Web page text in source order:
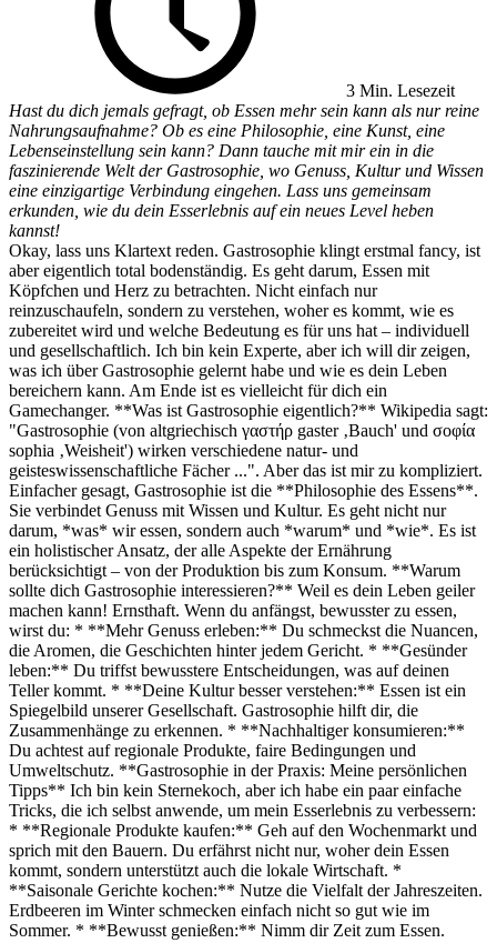
3 Min. Lesezeit
Hast du dich jemals gefragt, ob Essen mehr sein kann als nur reine
Nahrungsaufnahme? Ob es eine Philosophie, eine Kunst, eine
Lebenseinstellung sein kann? Dann tauche mit mir ein in die
faszinierende Welt der Gastrosophie, wo Genuss, Kultur und Wissen
eine einzigartige Verbindung eingehen. Lass uns gemeinsam
erkunden, wie du dein Esserlebnis auf ein neues Level heben
kannst!
Okay, lass uns Klartext reden. Gastrosophie klingt erstmal fancy, ist
aber eigentlich total bodenständig. Es geht darum, Essen mit
Köpfchen und Herz zu betrachten. Nicht einfach nur
reinzuschaufeln, sondern zu verstehen, woher es kommt, wie es
zubereitet wird und welche Bedeutung es für uns hat – individuell
und gesellschaftlich. Ich bin kein Experte, aber ich will dir zeigen,
was ich über Gastrosophie gelernt habe und wie es dein Leben
bereichern kann. Am Ende ist es vielleicht für dich ein
Gamechanger. **Was ist Gastrosophie eigentlich?** Wikipedia sagt:
"Gastrosophie (von altgriechisch γαστήρ gaster ‚Bauch' und σοφία
sophia ‚Weisheit') wirken verschiedene natur- und
geisteswissenschaftliche Fächer ...". Aber das ist mir zu kompliziert.
Einfacher gesagt, Gastrosophie ist die **Philosophie des Essens**.
Sie verbindet Genuss mit Wissen und Kultur. Es geht nicht nur
darum, *was* wir essen, sondern auch *warum* und *wie*. Es ist
ein holistischer Ansatz, der alle Aspekte der Ernährung
berücksichtigt – von der Produktion bis zum Konsum. **Warum
sollte dich Gastrosophie interessieren?** Weil es dein Leben geiler
machen kann! Ernsthaft. Wenn du anfängst, bewusster zu essen,
wirst du: * **Mehr Genuss erleben:** Du schmeckst die Nuancen,
die Aromen, die Geschichten hinter jedem Gericht. * **Gesünder
leben:** Du triffst bewusstere Entscheidungen, was auf deinen
Teller kommt. * **Deine Kultur besser verstehen:** Essen ist ein
Spiegelbild unserer Gesellschaft. Gastrosophie hilft dir, die
Zusammenhänge zu erkennen. * **Nachhaltiger konsumieren:**
Du achtest auf regionale Produkte, faire Bedingungen und
Umweltschutz. **Gastrosophie in der Praxis: Meine persönlichen
Tipps** Ich bin kein Sternekoch, aber ich habe ein paar einfache
Tricks, die ich selbst anwende, um mein Esserlebnis zu verbessern:
* **Regionale Produkte kaufen:** Geh auf den Wochenmarkt und
sprich mit den Bauern. Du erfährst nicht nur, woher dein Essen
kommt, sondern unterstützt auch die lokale Wirtschaft. *
**Saisonale Gerichte kochen:** Nutze die Vielfalt der Jahreszeiten.
Erdbeeren im Winter schmecken einfach nicht so gut wie im
Sommer. * **Bewusst genießen:** Nimm dir Zeit zum Essen.